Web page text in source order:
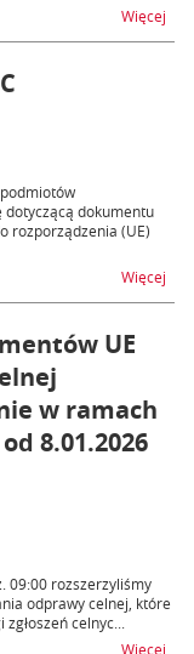
Więcej
dotyczącą dokumentu
rozporządzenia (UE)
Więcej
UE
w ramach
8.01.2026
09:00 rozszerzyliśmy
odprawy celnej, które
celnyc...
Więcej